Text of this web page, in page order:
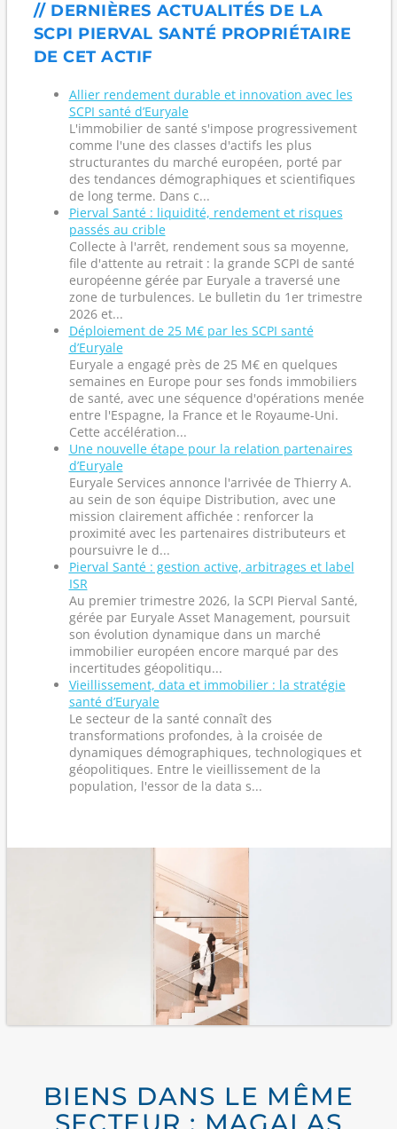
// DERNIÈRES ACTUALITÉS DE LA
SCPI PIERVAL SANTÉ PROPRIÉTAIRE
DE CET ACTIF
Allier rendement durable et innovation avec les
SCPI santé d’Euryale
L'immobilier de santé s'impose progressivement
comme l'une des classes d'actifs les plus
structurantes du marché européen, porté par
des tendances démographiques et scientifiques
de long terme. Dans c...
Pierval Santé : liquidité, rendement et risques
passés au crible
Collecte à l'arrêt, rendement sous sa moyenne,
file d'attente au retrait : la grande SCPI de santé
européenne gérée par Euryale a traversé une
zone de turbulences. Le bulletin du 1er trimestre
2026 et...
Déploiement de 25 M€ par les SCPI santé
d’Euryale
Euryale a engagé près de 25 M€ en quelques
semaines en Europe pour ses fonds immobiliers
de santé, avec une séquence d'opérations menée
entre l'Espagne, la France et le Royaume-Uni.
Cette accélération...
Une nouvelle étape pour la relation partenaires
d’Euryale
Euryale Services annonce l'arrivée de Thierry A.
au sein de son équipe Distribution, avec une
mission clairement affichée : renforcer la
proximité avec les partenaires distributeurs et
poursuivre le d...
Pierval Santé : gestion active, arbitrages et label
ISR
Au premier trimestre 2026, la SCPI Pierval Santé,
gérée par Euryale Asset Management, poursuit
son évolution dynamique dans un marché
immobilier européen encore marqué par des
incertitudes géopolitiqu...
Vieillissement, data et immobilier : la stratégie
santé d’Euryale
Le secteur de la santé connaît des
transformations profondes, à la croisée de
dynamiques démographiques, technologiques et
géopolitiques. Entre le vieillissement de la
population, l'essor de la data s...
BIENS DANS LE MÊME
SECTEUR : MAGALAS